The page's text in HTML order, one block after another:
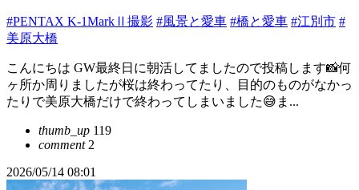
#PENTAX K-1MarkⅡ撮影 #風景と愛車 #橋と愛車 #江別市 #
美原大橋
こんにちは GW最終日に朝活してましたので投稿します📸何
ヶ所か周りましたが桜は終わってたり、目的のものがなかっ
たりで美原大橋だけで終わってしまいました😅ま...
thumb_up 119
comment2
2026/05/14 08:01